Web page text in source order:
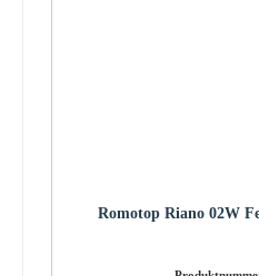
Romotop Riano 02W